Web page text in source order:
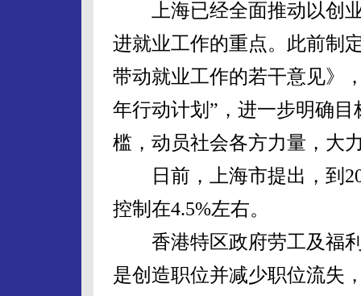
上海已经全面推动以创业
进就业工作的重点。此前制
带动就业工作的若干意见》
年行动计划”，进一步明确
槛，动员社会各方力量，大
日前，上海市提出，到
控制在4.5%左右。
香港特区政府劳工及福利
是创造职位并减少职位流失